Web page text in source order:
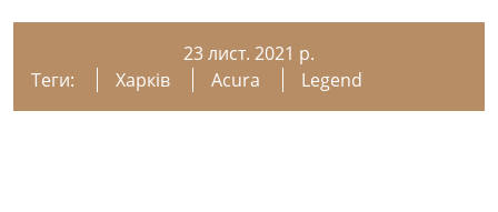
23 лист. 2021 р.
Теги:
Харків Acura Legend